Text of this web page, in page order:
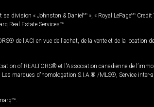
sa division « Johnston & Daniel MD », « Royal LePageMD Credit
Real Estate ServicesMD
de l'ACI en vue de l'achat, de la vente et de la location
of REALTORS® et l'Association canadienne de
marques d'homologation S.I.A.® /MLS®, Service
MD